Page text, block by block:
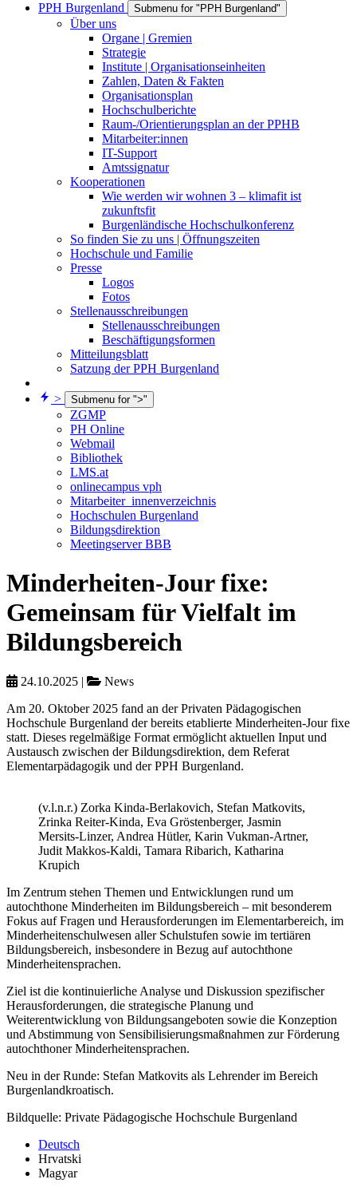
PPH Burgenland
Submenu for "PPH Burgenland"
Über uns
Organe | Gremien
Strategie
Institute | Organisationseinheiten
Zahlen, Daten & Fakten
Organisationsplan
Hochschulberichte
Raum-/Orientierungsplan an der PPHB
Mitarbeiter:innen
IT-Support
Amtssignatur
Kooperationen
Wie werden wir wohnen 3 – klimafit ist
zukunftsfit
Burgenländische Hochschulkonferenz
So finden Sie zu uns | Öffnungszeiten
Hochschule und Familie
Presse
Logos
Fotos
Stellenausschreibungen
Stellenausschreibungen
Beschäftigungsformen
Mitteilungsblatt
Satzung der PPH Burgenland
> Submenu for ">"
ZGMP
PH Online
Webmail
Bibliothek
LMS.at
onlinecampus vph
Mitarbeiter_innenverzeichnis
Hochschulen Burgenland
Bildungsdirektion
Meetingserver BBB
Minderheiten-Jour fixe:
Gemeinsam für Vielfalt im
Bildungsbereich
24.10.2025 |
News
Am 20. Oktober 2025 fand an der Privaten Pädagogischen
Hochschule Burgenland der bereits etablierte Minderheiten-Jour fixe
statt. Dieses regelmäßige Format ermöglicht aktuellen Input und
Austausch zwischen der Bildungsdirektion, dem Referat
Elementarpädagogik und der PPH Burgenland.
(v.l.n.r.) Zorka Kinda-Berlakovich, Stefan Matkovits,
Zrinka Reiter-Kinda, Eva Gröstenberger, Jasmin
Mersits-Linzer, Andrea Hütler, Karin Vukman-Artner,
Judit Makkos-Kaldi, Tamara Ribarich, Katharina
Krupich
Im Zentrum stehen Themen und Entwicklungen rund um
autochthone Minderheiten im Bildungsbereich – mit besonderem
Fokus auf Fragen und Herausforderungen im Elementarbereich, im
Minderheitenschulwesen aller Schulstufen sowie im tertiären
Bildungsbereich, insbesondere in Bezug auf autochthone
Minderheitensprachen.
Ziel ist die kontinuierliche Analyse und Diskussion spezifischer
Herausforderungen, die strategische Planung und
Weiterentwicklung von Bildungsangeboten sowie die Konzeption
und Abstimmung von Sensibilisierungsmaßnahmen zur Förderung
autochthoner Minderheitensprachen.
Neu in der Runde: Stefan Matkovits als Lehrender im Bereich
Burgenlandkroatisch.
Bildquelle: Private Pädagogische Hochschule Burgenland
Deutsch
Hrvatski
Magyar